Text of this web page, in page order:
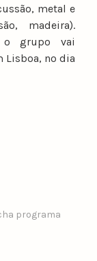
metal e
madeira).
o grupo vai
Lisboa, no dia
programa